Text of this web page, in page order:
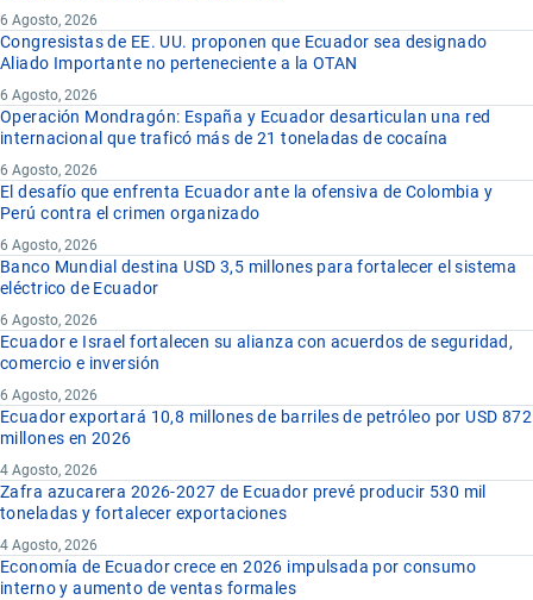
6 Agosto, 2026
Congresistas de EE. UU. proponen que Ecuador sea designado
Aliado Importante no perteneciente a la OTAN
6 Agosto, 2026
Operación Mondragón: España y Ecuador desarticulan una red
internacional que traficó más de 21 toneladas de cocaína
6 Agosto, 2026
El desafío que enfrenta Ecuador ante la ofensiva de Colombia y
Perú contra el crimen organizado
6 Agosto, 2026
Banco Mundial destina USD 3,5 millones para fortalecer el sistema
eléctrico de Ecuador
6 Agosto, 2026
Ecuador e Israel fortalecen su alianza con acuerdos de seguridad,
comercio e inversión
6 Agosto, 2026
Ecuador exportará 10,8 millones de barriles de petróleo por USD 872
millones en 2026
4 Agosto, 2026
Zafra azucarera 2026-2027 de Ecuador prevé producir 530 mil
toneladas y fortalecer exportaciones
4 Agosto, 2026
Economía de Ecuador crece en 2026 impulsada por consumo
interno y aumento de ventas formales